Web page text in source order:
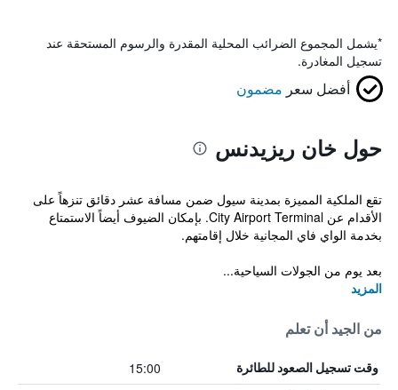
*يشمل المجموع الضرائب المحلية المقدرة والرسوم المستحقة عند
تسجيل المغادرة.
أفضل سعر مضمون
حول خان ريزيدنس
تقع الملكية المميزة بمدينة سيول ضمن مسافة عشر دقائق تنزهاً على
الأقدام عن City Airport Terminal. بإمكان الضيوف أيضاً الاستمتاع
بخدمة الواي فاي المجانية خلال إقامتهم.
بعد يوم من الجولات السياحية...
المزيد
من الجيد أن تعلم
وقت تسجيل الصعود للطائرة 15:00